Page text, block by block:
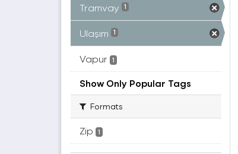
Tramvay 1
Ulaşım 1
Vapur 1
Show Only Popular Tags
Formats
Zip 1